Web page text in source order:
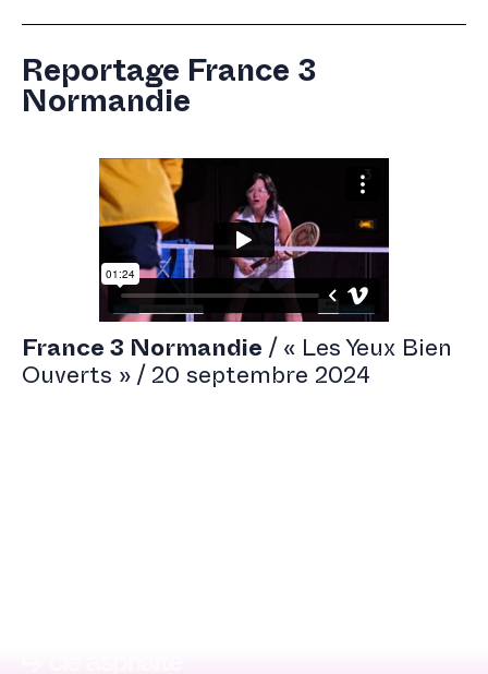
Reportage France 3
Normandie
France 3 Normandie / « Les Yeux Bien
Ouverts » / 20 septembre 2024